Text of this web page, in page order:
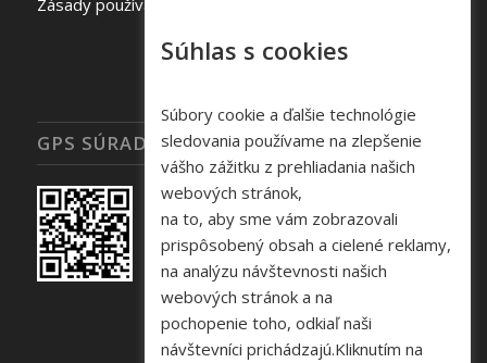
GPS SÚRADNICE
Súhlas s cookies
Súbory cookie a ďalšie technológie
sledovania používame na zlepšenie
vášho zážitku z prehliadania našich
webových stránok,
na to, aby sme vám zobrazovali
prispôsobený obsah a cielené reklamy,
na analýzu návštevnosti našich
webových stránok a na
pochopenie toho, odkiaľ naši
návštevníci prichádzajú.Kliknutím na